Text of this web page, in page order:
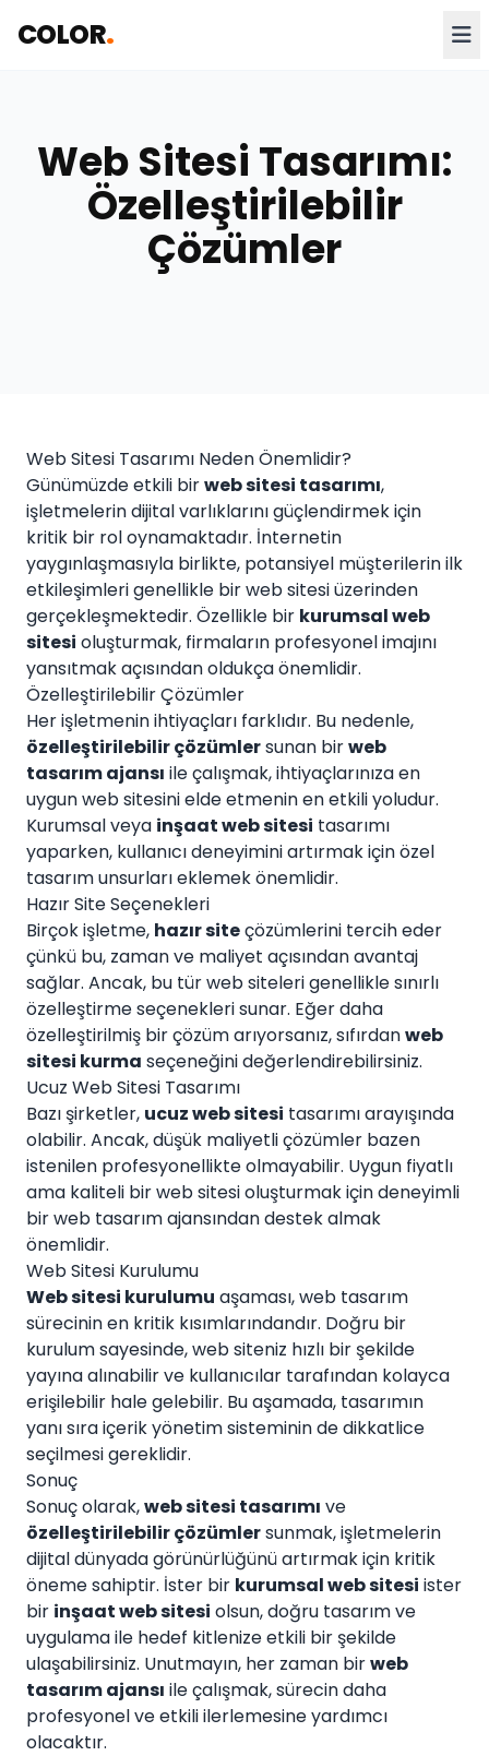
COLOR.
Web Sitesi Tasarımı:
Özelleştirilebilir
Çözümler
Web Sitesi Tasarımı Neden Önemlidir?
Günümüzde etkili birweb sitesi tasarımı,
işletmelerin dijital varlıklarını güçlendirmek için
kritik bir rol oynamaktadır. İnternetin
yaygınlaşmasıyla birlikte, potansiyel müşterilerin ilk
etkileşimleri genellikle bir web sitesi üzerinden
gerçekleşmektedir. Özellikle bir kurumsal web
sitesi oluşturmak, firmaların profesyonel imajını
yansıtmak açısından oldukça önemlidir.
Özelleştirilebilir Çözümler
Her işletmenin ihtiyaçları farklıdır. Bu nedenle,
özelleştirilebilir çözümlersunan birweb
tasarım ajansı ile çalışmak, ihtiyaçlarınıza en
uygun web sitesini elde etmenin en etkili yoludur.
Kurumsal veya inşaat web sitesi tasarımı
yaparken, kullanıcı deneyimini artırmak için özel
tasarım unsurları eklemek önemlidir.
Hazır Site Seçenekleri
Birçok işletme, hazır siteçözümlerini tercih eder
çünkü bu, zaman ve maliyet açısından avantaj
sağlar. Ancak, bu tür web siteleri genellikle sınırlı
özelleştirme seçenekleri sunar. Eğer daha
özelleştirilmiş bir çözüm arıyorsanız, sıfırdanweb
sitesi kurma seçeneğini değerlendirebilirsiniz.
Ucuz Web Sitesi Tasarımı
Bazı şirketler, ucuz web sitesi tasarımı arayışında
olabilir. Ancak, düşük maliyetli çözümler bazen
istenilen profesyonellikte olmayabilir. Uygun fiyatlı
ama kaliteli bir web sitesi oluşturmak için deneyimli
bir web tasarım ajansından destek almak
önemlidir.
Web Sitesi Kurulumu
Web sitesi kurulumu aşaması, web tasarım
sürecinin en kritik kısımlarındandır. Doğru bir
kurulum sayesinde, web siteniz hızlı bir şekilde
yayına alınabilir ve kullanıcılar tarafından kolayca
erişilebilir hale gelebilir. Bu aşamada, tasarımın
yanı sıra içerik yönetim sisteminin de dikkatlice
seçilmesi gereklidir.
Sonuç
Sonuç olarak,web sitesi tasarımı ve
özelleştirilebilir çözümlersunmak, işletmelerin
dijital dünyada görünürlüğünü artırmak için kritik
öneme sahiptir. İster bir kurumsal web sitesi ister
bir inşaat web sitesi olsun, doğru tasarım ve
uygulama ile hedef kitlenize etkili bir şekilde
ulaşabilirsiniz. Unutmayın, her zaman birweb
tasarım ajansı ile çalışmak, sürecin daha
profesyonel ve etkili ilerlemesine yardımcı
olacaktır.